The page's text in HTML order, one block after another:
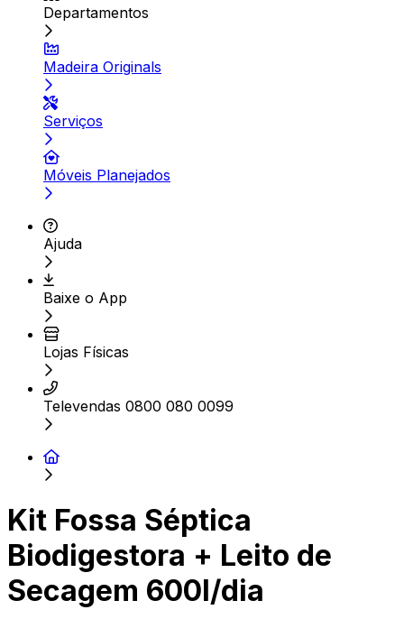
Departamentos
Madeira Originals
Serviços
Móveis Planejados
Ajuda
Baixe o App
Lojas Físicas
Televendas 0800 080 0099
Kit Fossa Séptica
Biodigestora + Leito de
Secagem 600l/dia